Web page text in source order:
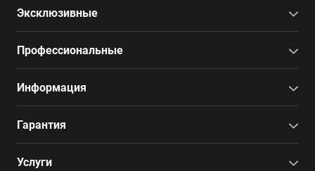
Эксклюзивные
Профессиональные
Информация
Гарантия
Услуги